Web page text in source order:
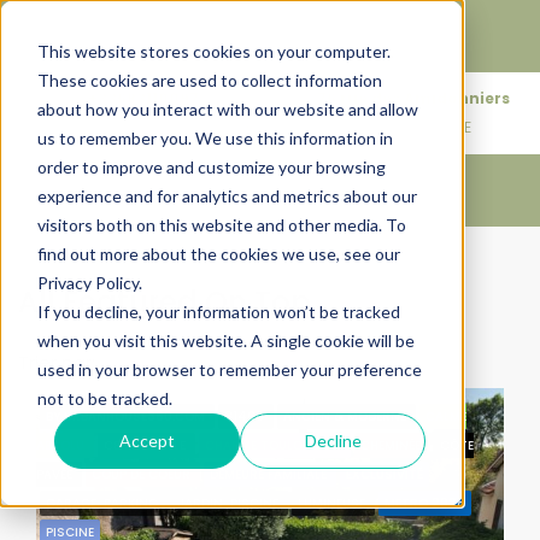
This website stores cookies on your computer.
These cookies are used to collect information
about how you interact with our website and allow
us to remember you. We use this information in
order to improve and customize your browsing
experience and for analytics and metrics about our
visitors both on this website and other media. To
find out more about the cookies we use, see our
Privacy Policy.
If you decline, your information won’t be tracked
when you visit this website. A single cookie will be
used in your browser to remember your preference
not to be tracked.
Accept Decline
patrimoine.
76 rue des Amidonniers
31000 TOULOUSE
Accueil All Featured On Top
All Featured On Top
Trier par: Ordre par défaut
CARACTÉRISTIQUES
BY URBANHOUSE360.COM 31400 ANCIEN & MODERNE
CALME
ABSOLU
CENTRE VILLE CHARME TOULOUSAIN CHEMINÉE
CÔTE
PAVÉE
COUP DE COEUR DEMEURE FAMILIALE
EXCLUSIVITÉ
GARAGE-PARKING
JARDIN-PISCINE LUMINEUSE
METRO 2028
PISCINE